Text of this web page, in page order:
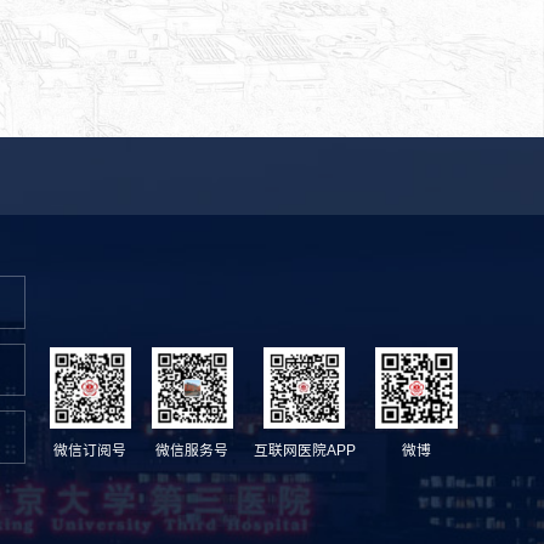
微信订阅号 微信服务号 互联网医院APP 微博